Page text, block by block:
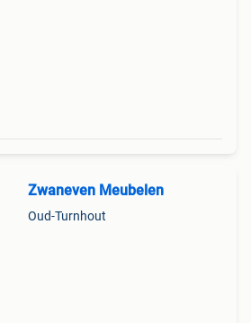
Zwaneven Meubelen
Oud-Turnhout